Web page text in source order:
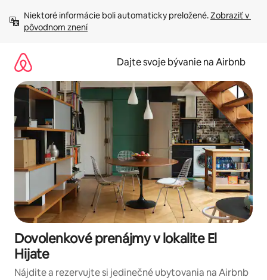
obsah.
Niektoré informácie boli automaticky preložené. Zobraziť v
pôvodnom znení
Dajte svoje bývanie na Airbnb
Dovolenkové prenájmy v lokalite El
Hijate
Nájdite a rezervujte si jedinečné ubytovania na Airbnb